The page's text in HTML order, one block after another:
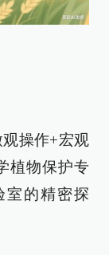
操作+宏观
植物保护专
室的精密探